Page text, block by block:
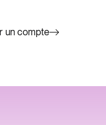
un compte